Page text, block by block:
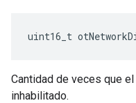
uint16_t
Cantidad de veces que
inhabilitado.